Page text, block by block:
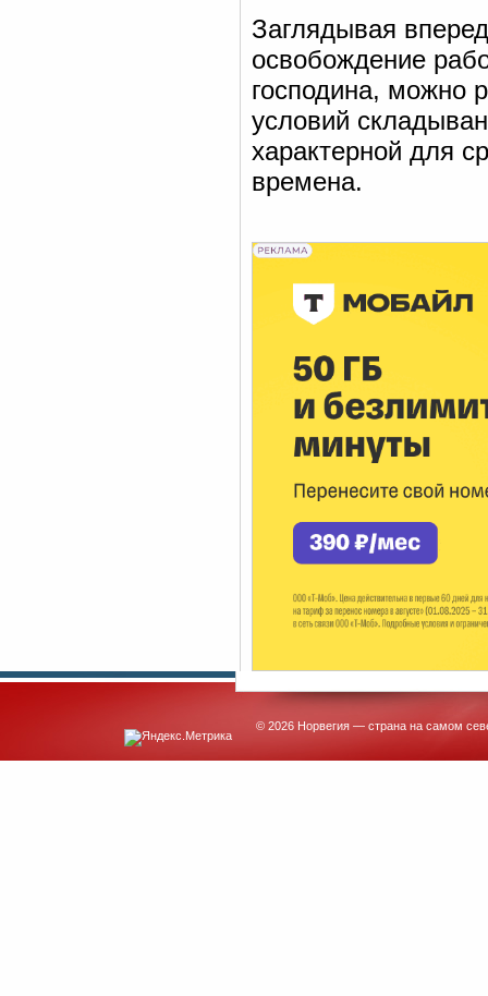
Заглядывая
освобождение
господина, можно
условий
характерной для
времена.
© 2026 Норвегия — страна на самом